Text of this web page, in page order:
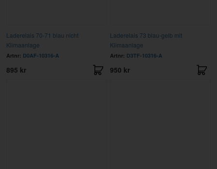
Laderelais 70-71 blau nicht
Klimaanlage
Artnr: D0AF-10316-A
895 kr
Laderelais 73 blau-gelb mit
Klimaanlage
Artnr: D3TF-10316-A
950 kr